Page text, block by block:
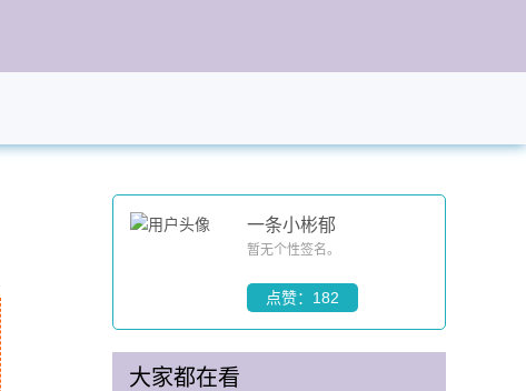
一条小彬郁
暂无个性签名。
点赞：182
大家都在看